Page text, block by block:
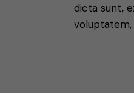
dicta sunt,
voluptatem,